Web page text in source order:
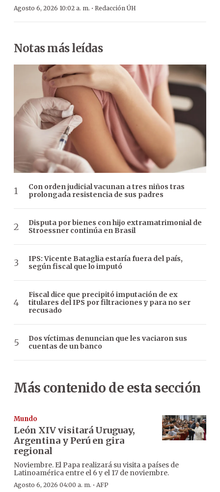
Agosto 6, 2026 10:02 a. m. · Redacción ÚH
Notas más leídas
Con orden judicial vacunan a tres niños tras
prolongada resistencia de sus padres
Disputa por bienes con hijo extramatrimonial de
Stroessner continúa en Brasil
IPS: Vicente Bataglia estaría fuera del país,
según fiscal que lo imputó
Fiscal dice que precipitó imputación de ex
titulares del IPS por filtraciones y para no ser
recusado
Dos víctimas denuncian que les vaciaron sus
cuentas de un banco
Más contenido de esta sección
Mundo
León XIV visitará Uruguay,
Argentina y Perú en gira
regional
Noviembre. El Papa realizará su visita a países de
Latinoamérica entre el 6 y el 17 de noviembre.
Agosto 6, 2026 04:00 a. m. · AFP